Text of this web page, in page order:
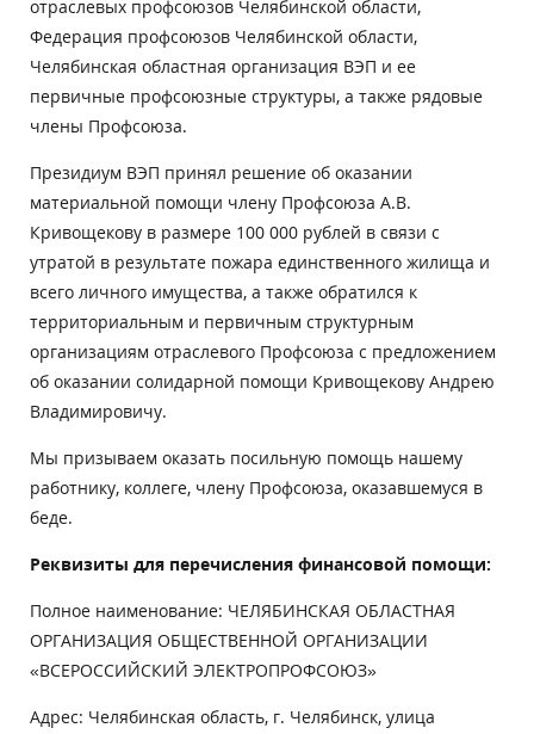
отраслевых профсоюзов Челябинской области,
Федерация профсоюзов Челябинской области,
Челябинская областная организация ВЭП и ее
первичные профсоюзные структуры, а также рядовые
члены Профсоюза.
Президиум ВЭП принял решение об оказании
материальной помощи члену Профсоюза А.В.
Кривощекову в размере 100 000 рублей в связи с
утратой в результате пожара единственного жилища и
всего личного имущества, а также обратился к
территориальным и первичным структурным
организациям отраслевого Профсоюза с предложением
об оказании солидарной помощи Кривощекову Андрею
Владимировичу.
Мы призываем оказать посильную помощь нашему
работнику, коллеге, члену Профсоюза, оказавшемуся в
беде.
Реквизиты для перечисления финансовой помощи:
Полное наименование: ЧЕЛЯБИНСКАЯ ОБЛАСТНАЯ
ОРГАНИЗАЦИЯ ОБЩЕСТВЕННОЙ ОРГАНИЗАЦИИ
«ВСЕРОССИЙСКИЙ ЭЛЕКТРОПРОФСОЮЗ»
Адрес: Челябинская область, г. Челябинск, улица